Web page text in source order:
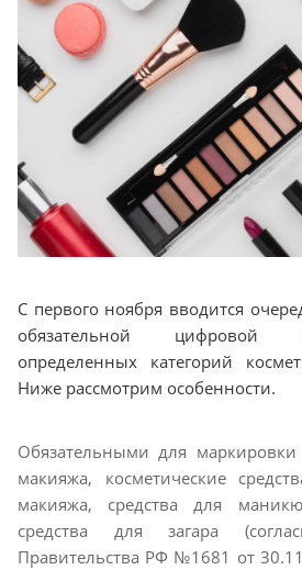
С первого ноября вводится
обязательной цифровой
определенных категорий
Ниже рассмотрим особенности.
Обязательными для маркировки
макияжа, косметические
макияжа, средства для
средства для загара
Правительства РФ №1681 от